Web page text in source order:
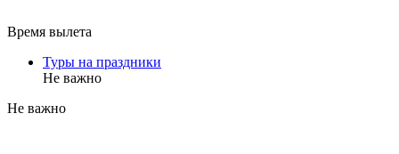
Время вылета
Туры на праздники
Не важно
Не важно